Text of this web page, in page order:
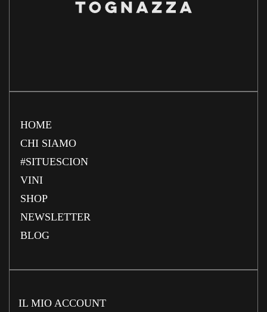
HOME
CHI SIAMO
#SITUESCION
VINI
SHOP
NEWSLETTER
BLOG
IL MIO ACCOUNT